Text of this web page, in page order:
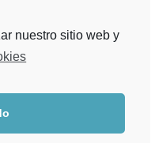
nuestro sitio web y